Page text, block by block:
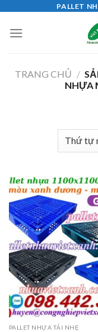
content
PALLET
TRANG CHỦ /
NHỰA
PALLET NHỰA TẢI NHẸ